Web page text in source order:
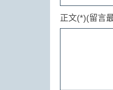
正文(*)(留言